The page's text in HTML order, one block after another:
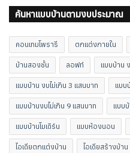
ค้นหาแบบบ้านตามงบประมาณ
คอนเทมโพรารี ตกแต่งภายใน
บ้านสองชั้น ลอฟท์ แบบบ้าน
แบบบ้าน งบไม่เกิน 3 แสนบาท แบบ
แบบบ้านงบไม่เกิน 9 แสนบาท แบบ
แบบบ้านโมเดิร์น แบบห้องนอน
ไอเดียตกแต่งบ้าน ไอเดียสร้างบ้าน